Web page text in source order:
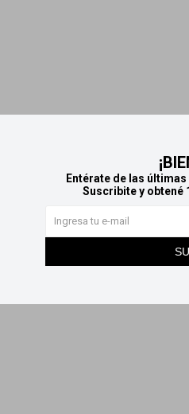
Entérate de las
Suscribite y obtené